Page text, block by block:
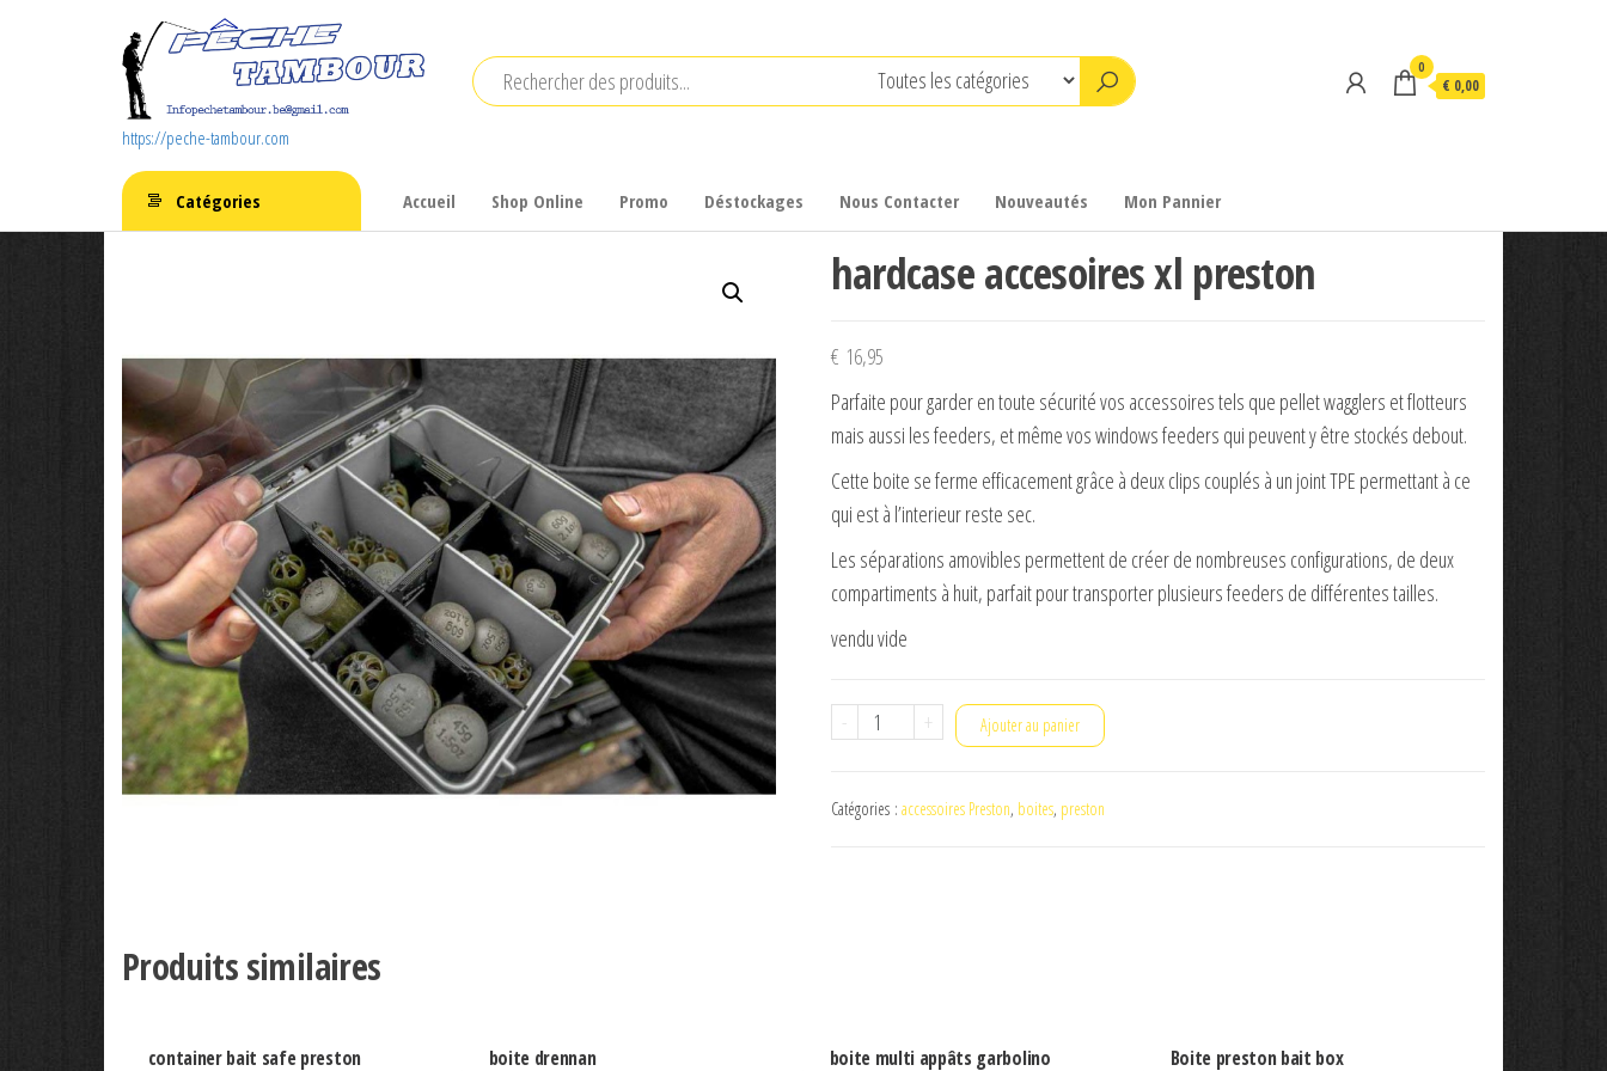
https://peche-tambour.com
0
€ 0,00
Catégories Accueil Shop Online Promo Déstockages Nous Contacter Nouveautés Mon Pannier
hardcase accesoires xl preston
€ 16,95
Parfaite pour garder en toute sécurité vos accessoires tels que pellet wagglers et flotteurs
mais aussi les feeders, et même vos windows feeders qui peuvent y être stockés debout.
Cette boite se ferme efficacement grâce à deux clips couplés à un joint TPE permettant à ce
qui est à l’interieur reste sec.
Les séparations amovibles permettent de créer de nombreuses configurations, de deux
compartiments à huit, parfait pour transporter plusieurs feeders de différentes tailles.
vendu vide
-
quantité
accesoires
+ Ajouter au panier
Catégories : accessoires Preston, boites, preston
Produits similaires
container bait safe preston boite drennan boite multi appâts garbolino Boite preston bait box